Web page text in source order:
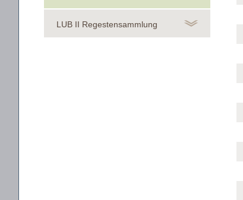
LUB II Regestensammlung